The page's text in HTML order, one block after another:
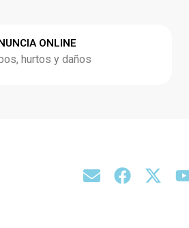
ONLINE
hurtos y daños